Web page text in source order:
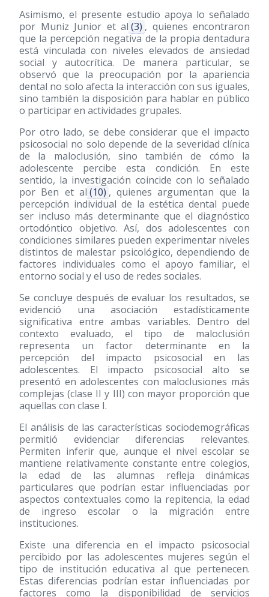
Asimismo, el presente estudio apoya lo señalado
por Muniz Junior et al (3) , quienes encontraron
que la percepción negativa de la propia dentadura
está vinculada con niveles elevados de ansiedad
social y autocrítica. De manera particular, se
observó que la preocupación por la apariencia
dental no solo afecta la interacción con sus iguales,
sino también la disposición para hablar en público
o participar en actividades grupales.
Por otro lado, se debe considerar que el impacto
psicosocial no solo depende de la severidad clínica
de la maloclusión, sino también de cómo la
adolescente percibe esta condición. En este
sentido, la investigación coincide con lo señalado
por Ben et al (10) , quienes argumentan que la
percepción individual de la estética dental puede
ser incluso más determinante que el diagnóstico
ortodóntico objetivo. Así, dos adolescentes con
condiciones similares pueden experimentar niveles
distintos de malestar psicológico, dependiendo de
factores individuales como el apoyo familiar, el
entorno social y el uso de redes sociales.
Se concluye después de evaluar los resultados, se
evidenció una asociación estadísticamente
significativa entre ambas variables. Dentro del
contexto evaluado, el tipo de maloclusión
representa un factor determinante en la
percepción del impacto psicosocial en las
adolescentes. El impacto psicosocial alto se
presentó en adolescentes con maloclusiones más
complejas (clase II y III) con mayor proporción que
aquellas con clase I.
El análisis de las características sociodemográficas
permitió evidenciar diferencias relevantes.
Permiten inferir que, aunque el nivel escolar se
mantiene relativamente constante entre colegios,
la edad de las alumnas refleja dinámicas
particulares que podrían estar influenciadas por
aspectos contextuales como la repitencia, la edad
de ingreso escolar o la migración entre
instituciones.
Existe una diferencia en el impacto psicosocial
percibido por las adolescentes mujeres según el
tipo de institución educativa al que pertenecen.
Estas diferencias podrían estar influenciadas por
factores como la disponibilidad de servicios